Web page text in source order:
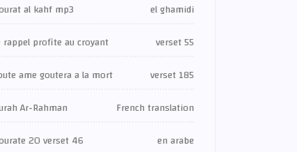
al kahf mp3
el ghamidi
rappel profite au croyant
verset 55
ame goutera a la mort
verset 185
Ar-Rahman
French translation
20 verset 46
en arabe